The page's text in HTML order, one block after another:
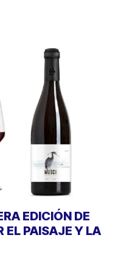
EDICIÓN DE
EL PAISAJE Y LA